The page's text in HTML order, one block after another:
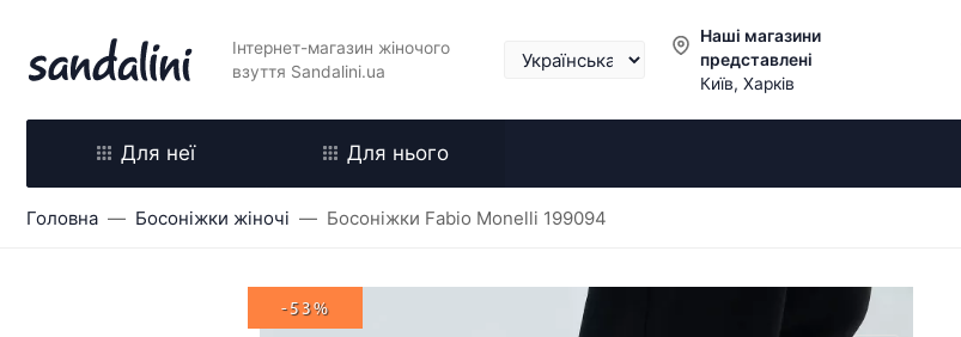
Інтернет-магазин жіночого
взуття Sandalini.ua
Наші магазини
представлені
Київ, Харків
Для неї Для нього
Головна Босоніжки жіночі Босоніжки Fabio Monelli 199094
-53%